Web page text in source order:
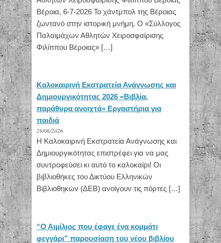
Βέροια, 6-7-2026 Το χάντμπολ της Βέροιας
ζωντανό στην ιστορική μνήμη. Ο «Σύλλογος
Παλαιμάχων Αθλητών Χειροσφαίρισης
Φιλίππου Βέροιας» […]
Καλοκαιρινή Εκστρατεία Ανάγνωσης και
Δημιουργικότητας 2026 «Βιβλία,
παράθυρα ανοιχτά» Εργαστήρια για
παιδιά
29/06/2026
Η Καλοκαιρινή Εκστρατεία Ανάγνωσης και
Δημιουργικότητας επιστρέφει για να μας
συντροφεύσει κι αυτό το καλοκαίρι! Οι
βιβλιοθήκες του Δικτύου Ελληνικών
Βιβλιοθηκών (ΔΕΒ) ανοίγουν τις πόρτες […]
“Ο Αιμίλιος που έφαγε ένα κομμάτι
φεγγάρι” παρουσίαση του νέου βιβλίου